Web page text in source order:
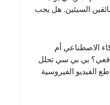
السيئين. هل يجب
الاصطناعي أم
بي بي سي تحلل
الفيديو الفيروسية